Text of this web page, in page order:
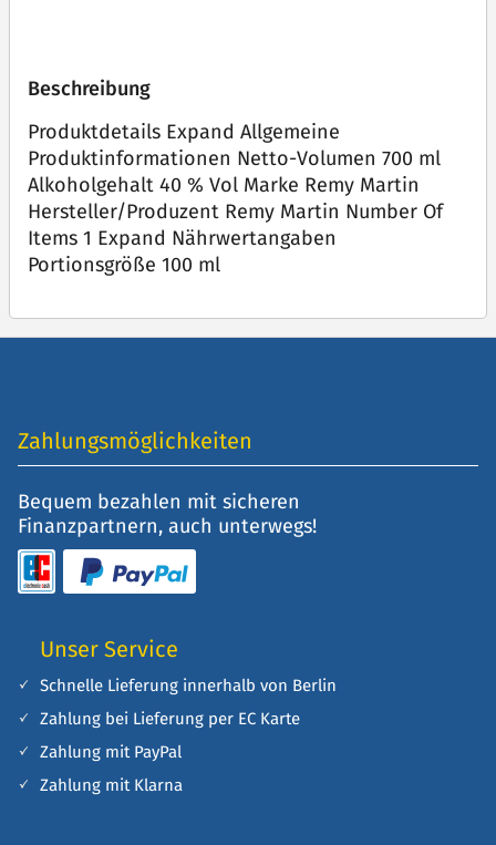
Beschreibung
Produktdetails Expand Allgemeine
Produktinformationen Netto-Volumen 700 ml
Alkoholgehalt 40 % Vol Marke Remy Martin
Hersteller/Produzent Remy Martin Number Of
Items 1 Expand Nährwertangaben
Portionsgröße 100 ml
Zahlungsmöglichkeiten
Bequem bezahlen mit sicheren
Finanzpartnern, auch unterwegs!
Unser Service
Schnelle Lieferung innerhalb von Berlin
Zahlung bei Lieferung per EC Karte
Zahlung mit PayPal
Zahlung mit Klarna